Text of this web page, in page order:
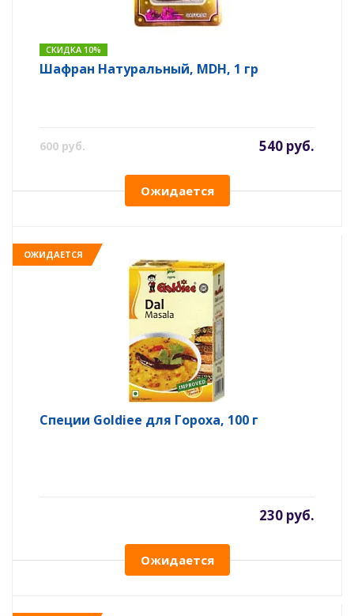
СКИДКА 10%
Шафран Натуральный, MDH, 1 гр
600 руб. 540 руб.
Ожидается
ОЖИДАЕТСЯ
Специи Goldiee для Гороха, 100 г
230 руб.
Ожидается